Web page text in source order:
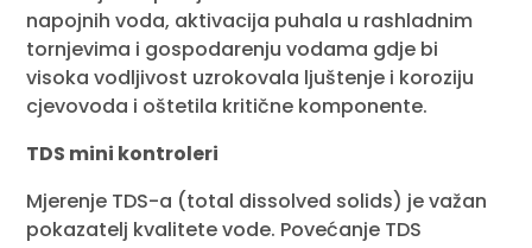
napojnih voda, aktivacija puhala u rashladnim
tornjevima i gospodarenju vodama gdje bi
visoka vodljivost uzrokovala ljuštenje i koroziju
cjevovoda i oštetila kritične komponente.
TDS mini kontroleri
Mjerenje TDS-a (total dissolved solids) je važan
pokazatelj kvalitete vode. Povećanje TDS